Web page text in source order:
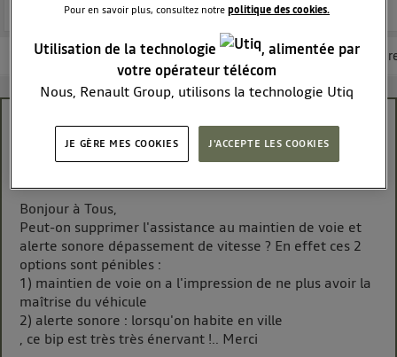
Les questions de la communauté Les articles Consultez la
Assistance maintien de voie et bip sonore
Petitpit34
Bonjour à Tous,
Peut-on supprimer l'assistance au maintien de voie et
alerte sonore dépassement de vitesse ? En effet ces 2
options sont pénibles :
1) maintien de voie on a l'impression de ne plus avoir la
maîtrise du véhicule
2) alerte sonore : lorsqu'on habite en ville
, ce bip est très très énervant !.. Merci
Pour en savoir plus, consultez notrepolitique des cookies.
Utilisation de la technologie
, alimentée par
votre opérateur télécom
Nous, Renault Group, utilisons la technologie Utiq
cette notice de consentement) et liées à votre
chaque site).
La technologie Utiq a été conçue pour la protection
de vos données personnelles en vous offrant choix et
contrôle.
Elle utilise un identifiant créé par votre opérateur
télécom basé sur votre adresse IP et une référence
de votre contrat internet (ex : votre numéro de
JE GÈRE MES COOKIES J'ACCEPTE LES COOKIES